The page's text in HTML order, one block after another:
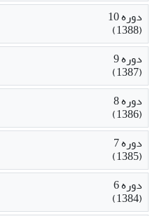
دوره 10
(1388)
دوره 9
(1387)
دوره 8
(1386)
دوره 7
(1385)
دوره 6
(1384)